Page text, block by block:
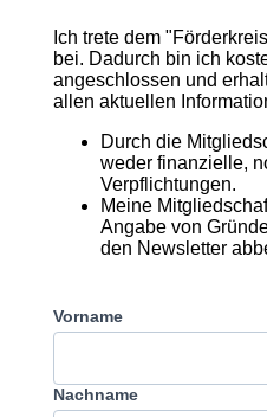
Ich trete dem
bei. Dadurch bin ich
angeschlossen und
allen aktuellen
Durch die
weder finanzielle,
Verpflichtungen.
Meine
Angabe von
den Newsletter
Vorname
Nachname